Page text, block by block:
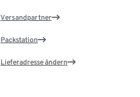
Versandpartner
Packstation
Lieferadresse ändern